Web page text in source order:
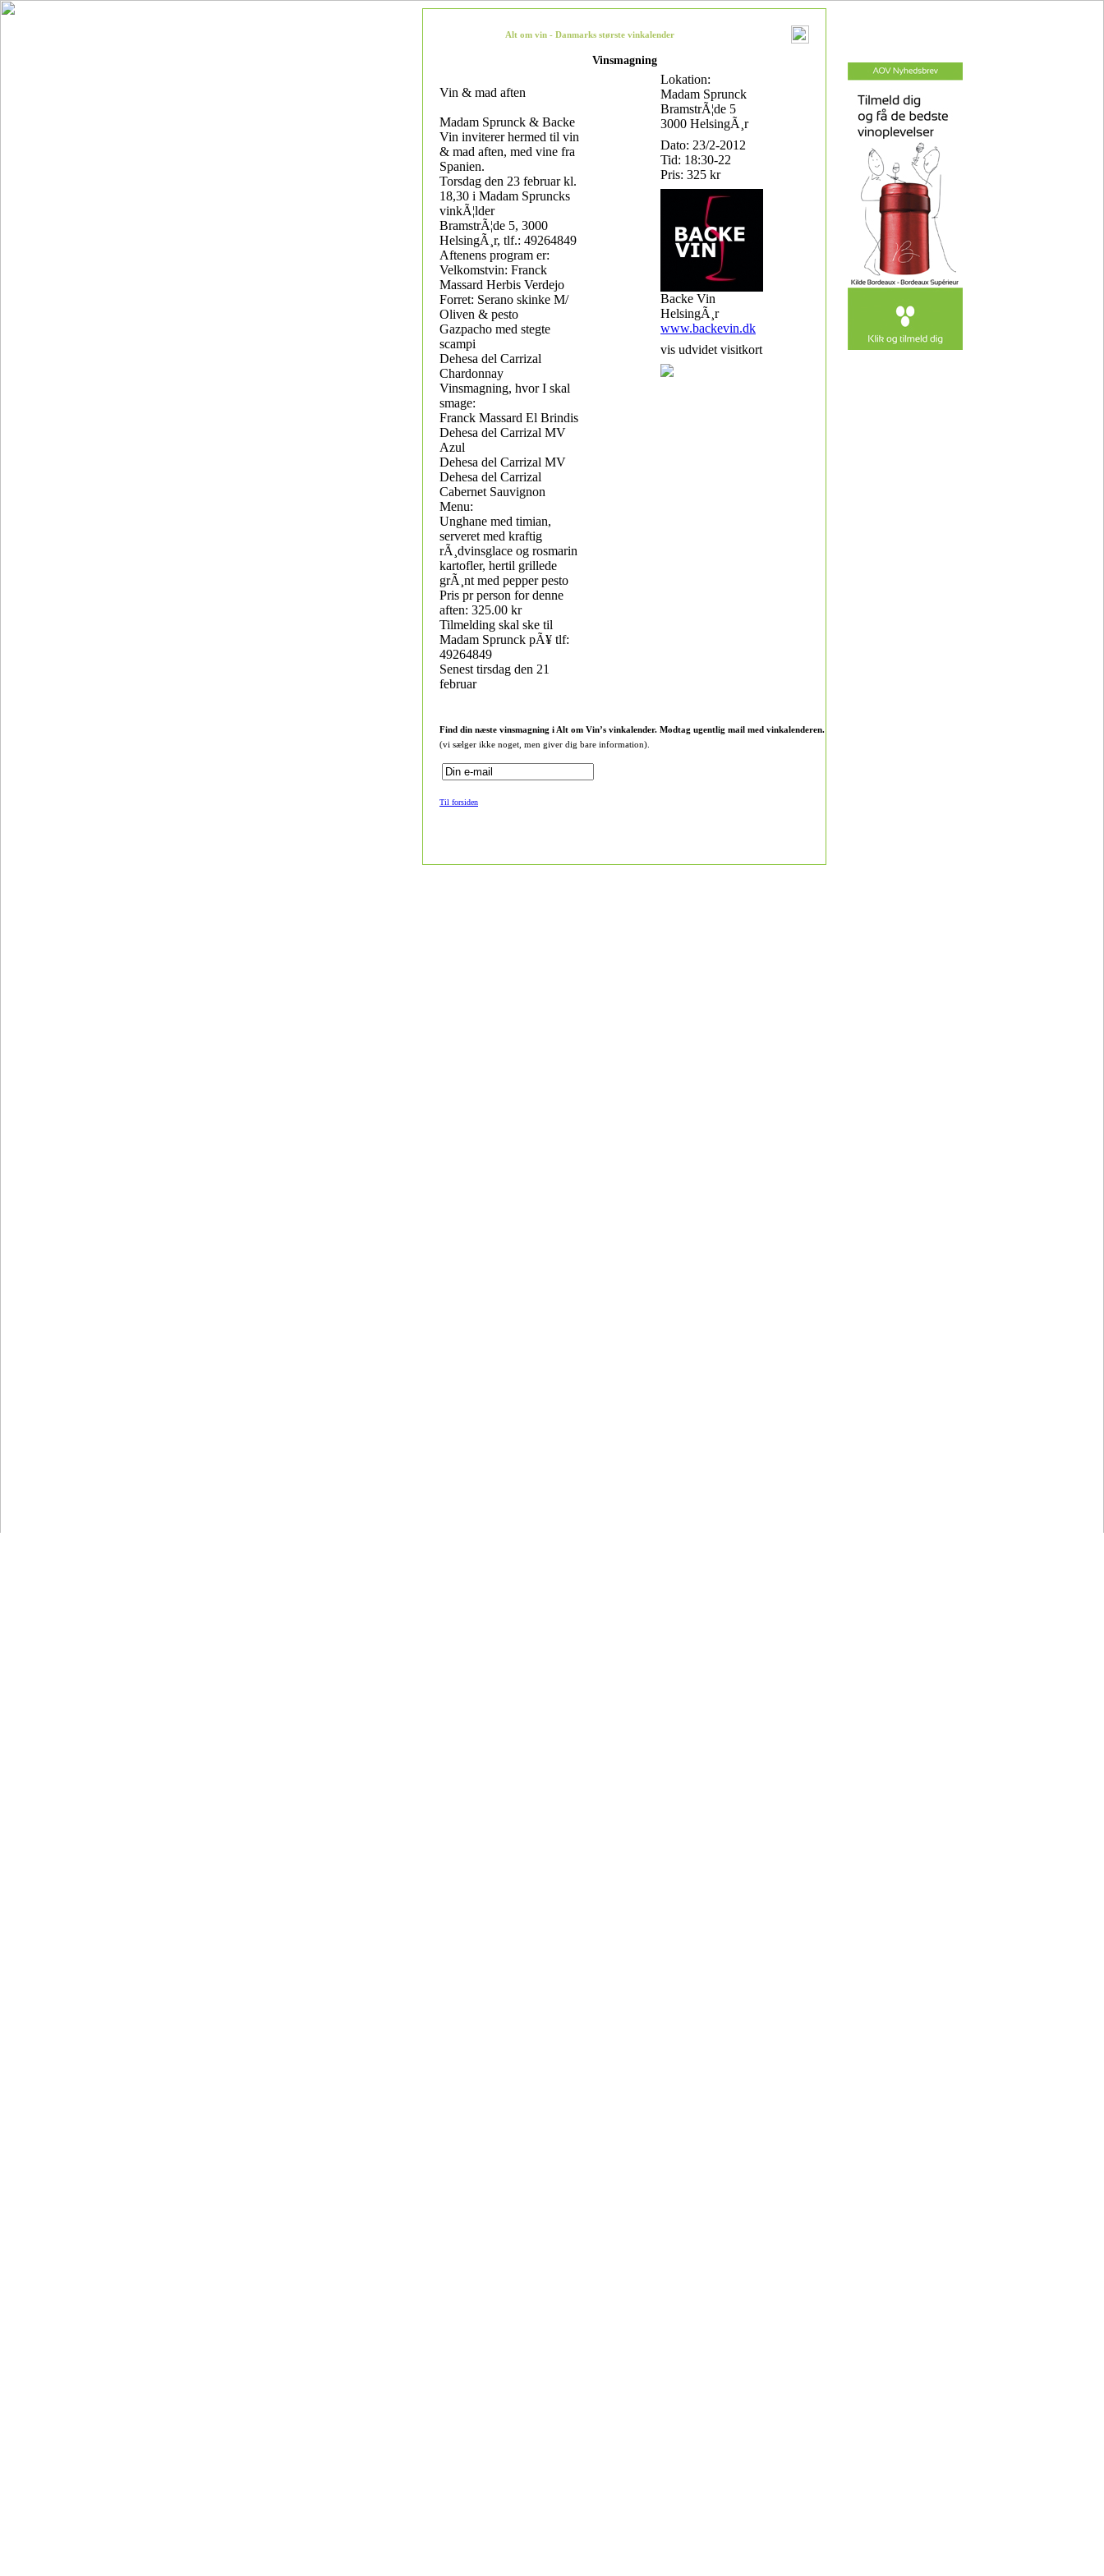
Alt om vin - Danmarks største vinkalender
Vinsmagning
Vin & mad aften
Madam Sprunck & Backe
Vin inviterer hermed til vin
& mad aften, med vine fra
Spanien.
Torsdag den 23 februar kl.
18,30 i Madam Spruncks
vinkÃ¦lder
BramstrÃ¦de 5, 3000
HelsingÃ¸r, tlf.: 49264849
Aftenens program er:
Velkomstvin: Franck
Massard Herbis Verdejo
Forret: Serano skinke M/
Oliven & pesto
Gazpacho med stegte
scampi
Dehesa del Carrizal
Chardonnay
Vinsmagning, hvor I skal
smage:
Franck Massard El Brindis
Dehesa del Carrizal MV
Azul
Dehesa del Carrizal MV
Dehesa del Carrizal
Cabernet Sauvignon
Menu:
Unghane med timian,
serveret med kraftig
rÃ¸dvinsglace og rosmarin
kartofler, hertil grillede
grÃ¸nt med pepper pesto
Pris pr person for denne
aften: 325.00 kr
Tilmelding skal ske til
Madam Sprunck pÃ¥ tlf:
49264849
Senest tirsdag den 21
februar
Lokation:
Madam Sprunck
BramstrÃ¦de 5
3000 HelsingÃ¸r
Dato: 23/2-2012
Tid: 18:30-22
Pris: 325 kr
Backe Vin
HelsingÃ¸r
www.backevin.dk
vis udvidet visitkort
Find din næste vinsmagning i Alt om Vin’s vinkalender. Modtag ugentlig mail med vinkalenderen.
(vi sælger ikke noget, men giver dig bare information).
Til forsiden